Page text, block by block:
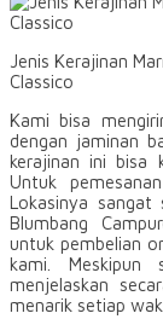
Jenis Kerajinan
Classico
Kami bisa
dengan jaminan
kerajinan ini bisa
Untuk
Lokasinya
Blumbang
untuk pembelian
kami.
menjelaskan
menarik setiap